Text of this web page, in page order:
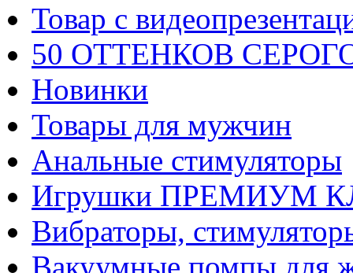
Товар с
50 ОТТЕНКОВ
Новинки
Товары для мужчин
Анальные стимуляторы
Игрушки ПРЕМИУМ
Вибраторы,
Вакуумные помпы для